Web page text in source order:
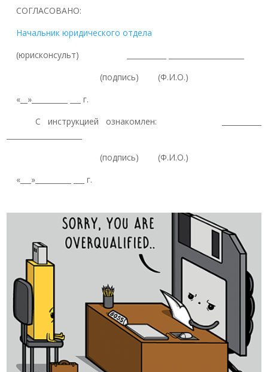
СОГЛАСОВАНО:
Начальник юридического отдела
(юрисконсульт) ___________ _____________________
(подпись) (Ф.И.О.)
«__»__________ ___ г.
С инструкцией ознакомлен: ___________
(подпись) (Ф.И.О.)
«___»__________ ___ г.